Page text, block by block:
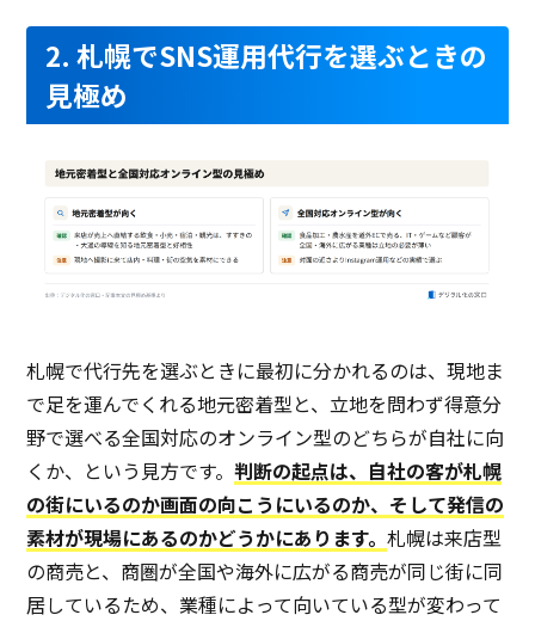
2. 札幌でSNS運用代行を選ぶときの
見極め
札幌で代行先を選ぶときに最初に分かれるのは、現地ま
で足を運んでくれる地元密着型と、立地を問わず得意分
野で選べる全国対応のオンライン型のどちらが自社に向
くか、という見方です。判断の起点は、自社の客が札幌
の街にいるのか画面の向こうにいるのか、そして発信の
素材が現場にあるのかどうかにあります。札幌は来店型
の商売と、商圏が全国や海外に広がる商売が同じ街に同
居しているため、業種によって向いている型が変わって